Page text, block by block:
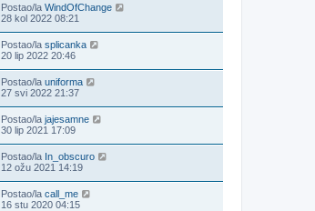
Postao/la WindOfChange
28 kol 2022 08:21
Postao/la splicanka
20 lip 2022 20:46
Postao/la uniforma
27 svi 2022 21:37
Postao/la jajesamne
30 lip 2021 17:09
Postao/la In_obscuro
12 ožu 2021 14:19
Postao/la call_me
16 stu 2020 04:15